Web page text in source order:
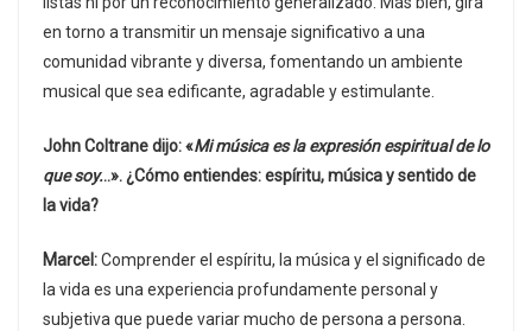
en torno a transmitir un mensaje significativo a una
comunidad vibrante y diversa, fomentando un ambiente
musical que sea edificante, agradable y estimulante.
John Coltrane dijo: «Mi música es la expresión espiritual de lo
que soy...». ¿Cómo entiendes: espíritu, música y sentido de
la vida?
Marcel:Comprender el espíritu, la música y el significado de
la vida es una experiencia profundamente personal y
subjetiva que puede variar mucho de persona a persona.